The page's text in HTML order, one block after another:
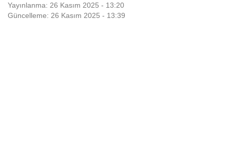
Yayınlanma: 26 Kasım 2025 - 13:20
Güncelleme: 26 Kasım 2025 - 13:39